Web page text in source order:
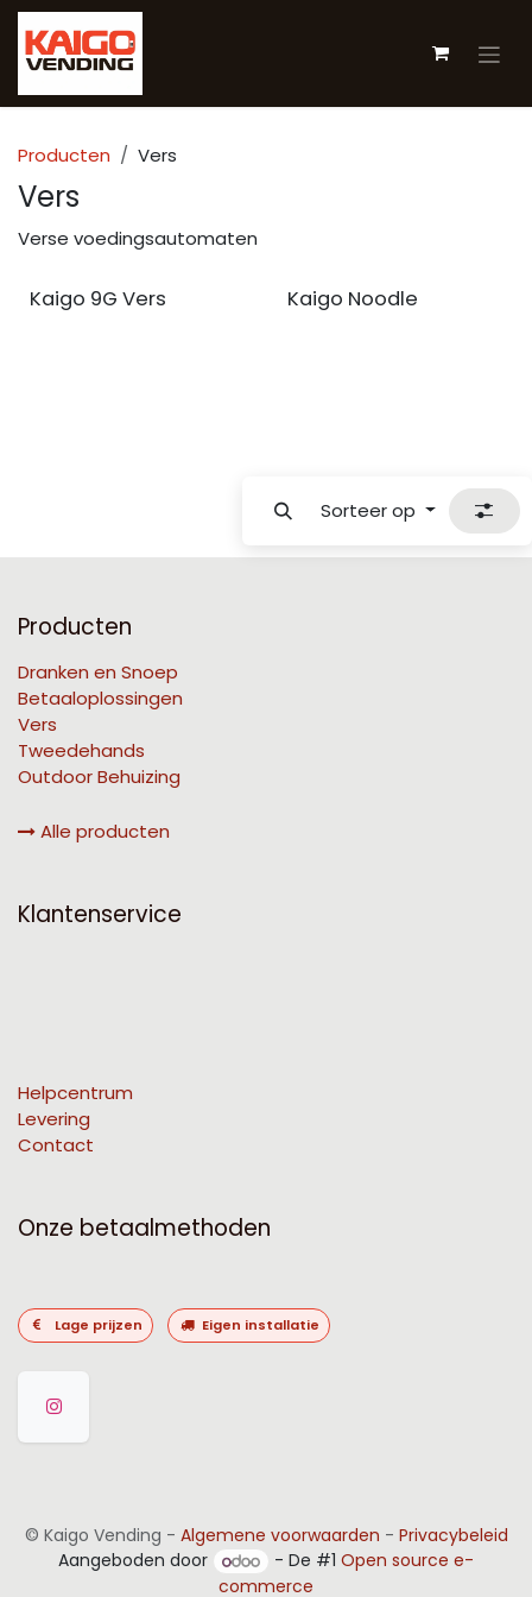
Overslaan naar inhoud
Producten Vers
Vers
Verse voedingsautomaten
Kaigo 9G Vers Uitverkocht
Kaigo Noodle
Sorteer op
Producten
Dranken en Snoep
Betaaloplossingen
Vers
Tweedehands
Outdoor Behuizing
Alle producten
Klantenservice
Helpcentrum
Levering
Contact
Onze betaalmethoden
Lage prijzen Eigen installatie
© Kaigo Vending - Algemene voorwaarden - Privacybeleid
Aangeboden door
- De #1Open source e-
commerce